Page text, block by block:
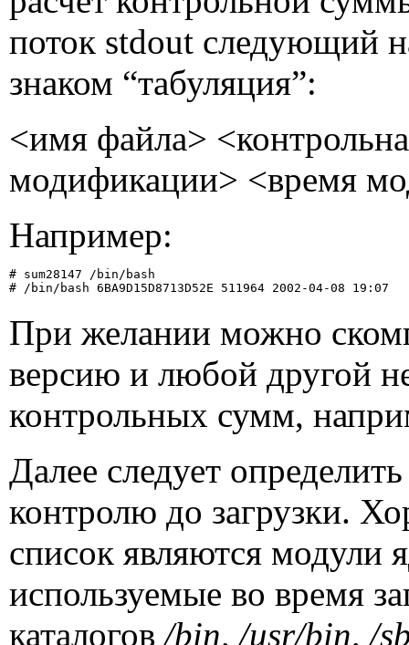
поток stdoutследующий
знаком “табуляция”:
<имя файла>
модификации> <время
Например:
# /bin/bash 6BA9D15D8713D52E 511964 2002-04-08 19:07
При желании можно
версию и любой другой
контрольных сумм,
Далее следует
контролю до загрузки.
список являются модули
используемые во время
каталогов/bin, /usr/bin, /